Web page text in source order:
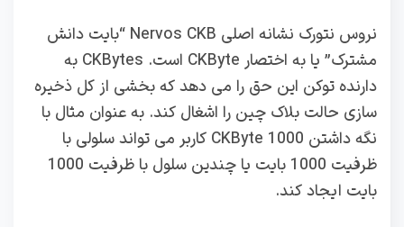
نروس نتورک نشانه اصلی Nervos CKB “بایت دانش
مشترک” یا به اختصار CKByte است. CKBytes به
دارنده توکن این حق را می دهد که بخشی از کل ذخیره
سازی حالت بلاک چین را اشغال کند. به عنوان مثال با
نگه داشتن 1000 CKByte کاربر می تواند سلولی با
ظرفیت 1000 بایت یا چندین سلول با ظرفیت 1000
بایت ایجاد کند.